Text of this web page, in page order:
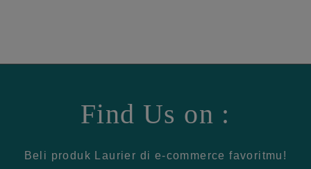
Find Us on :
Beli produk Laurier di e-commerce favoritmu!